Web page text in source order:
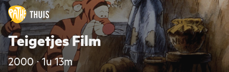
Teigetjes Film
2000 ‧ 1u 13m